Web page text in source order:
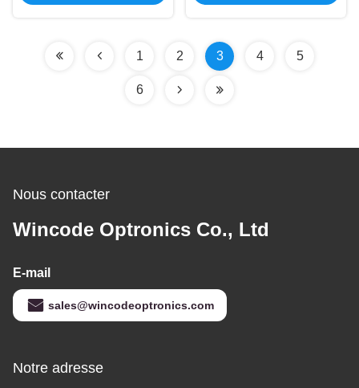
1 2 3 4 5
6
Nous contacter
Wincode Optronics Co., Ltd
E-mail
sales@wincodeoptronics.com
Notre adresse